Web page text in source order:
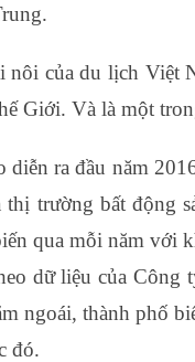
nôi của du lịch Việt
Giới. Và là một
diễn ra đầu năm
thị trường bất động
qua mỗi năm với
dữ liệu của Công
ngoái, thành phố
đó.